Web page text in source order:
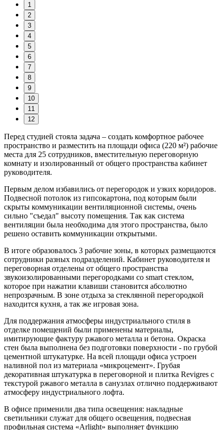
1
2
3
4
5
6
7
8
9
10
11
12
Перед студией стояла задача – создать комфортное рабочее
пространство и разместить на площади офиса (220 м²) рабочие
места для 25 сотрудников, вместительную переговорную
комнату и изолированный от общего пространства кабинет
руководителя.
Первым делом избавились от перегородок и узких коридоров.
Подвесной потолок из гипсокартона, под которым были
скрыты коммуникации вентиляционной системы, очень
сильно "съедал" высоту помещения. Так как система
вентиляции была необходима для этого пространства, было
решено оставить коммуникации открытыми.
В итоге образовалось 3 рабочие зоны, в которых размещаются
сотрудники разных подразделений. Кабинет руководителя и
переговорная отделены от общего пространства
звукоизолированными перегородками со smart стеклом,
которое при нажатии клавиши становится абсолютно
непрозрачным. В зоне отдыха за стеклянной перегородкой
находится кухня, а так же игровая зона.
Для поддержания атмосферы индустриального стиля в
отделке помещений были применены материалы,
имитирующие фактуру ржавого металла и бетона. Окраска
стен была выполнена без подготовки поверхности - по грубой
цементной штукатурке. На всей площади офиса устроен
наливной пол из материала «микроцемент». Грубая
декоративная штукатурка в переговорной и плитка Revigres с
текстурой ржавого металла в санузлах отлично поддерживают
атмосферу индустриального лофта.
В офисе применили два типа освещения: накладные
светильники служат для общего освещения, подвесная
профильная система «Arlight» выполняет функцию